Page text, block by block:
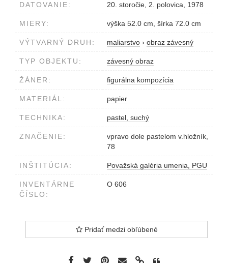
DATOVANIE: 20. storočie, 2. polovica, 1978
MIERY: výška 52.0 cm, šírka 72.0 cm
VÝTVARNÝ DRUH: maliarstvo › obraz závesný
TYP OBJEKTU: závesný obraz
ŽÁNER: figurálna kompozícia
MATERIÁL: papier
TECHNIKA: pastel, suchý
ZNAČENIE:
vpravo dole pastelom v.hložník,
78
INŠTITÚCIA: Považská galéria umenia, PGU
INVENTÁRNE
ČÍSLO:
O 606
Pridať medzi obľúbené